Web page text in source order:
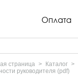
Оплата
страница Каталог
руководителя (pdf)